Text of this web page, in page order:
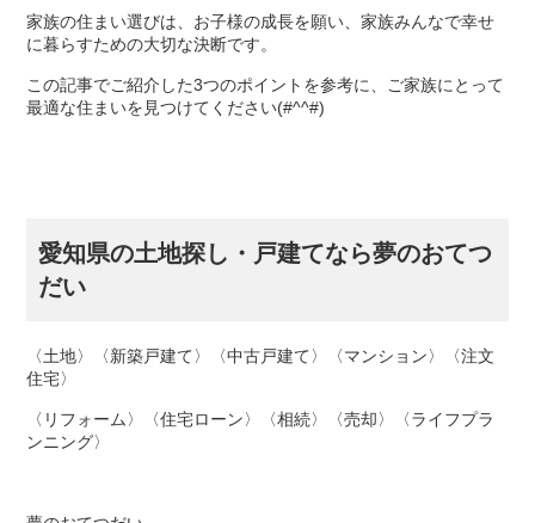
家族の住まい選びは、お子様の成長を願い、家族みんなで幸せ
に暮らすための大切な決断です。
この記事でご紹介した3つのポイントを参考に、ご家族にとって
最適な住まいを見つけてください(#^^#)
愛知県の土地探し・戸建てなら夢のおてつ
だい
〈土地〉〈新築戸建て〉〈中古戸建て〉〈マンション〉〈注文
住宅〉
〈リフォーム〉〈住宅ローン〉〈相続〉〈売却〉〈ライフプラ
ンニング〉